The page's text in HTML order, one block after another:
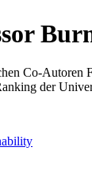
Co-
der